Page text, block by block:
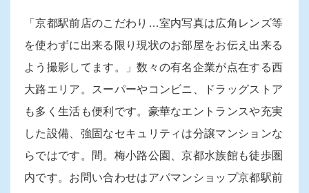
「京都駅前店のこだわり…室内写真は広角レンズ等
を使わずに出来る限り現状のお部屋をお伝え出来る
よう撮影してます。」数々の有名企業が点在する西
大路エリア。スーパーやコンビニ、ドラッグストア
も多く生活も便利です。豪華なエントランスや充実
した設備、強固なセキュリティは分譲マンションな
らではです。間。梅小路公園、京都水族館も徒歩圏
内です。お問い合わせはアパマンショップ京都駅前